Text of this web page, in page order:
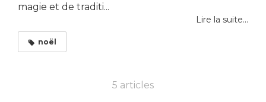
magie et de traditi...
Lire la suite...
noël
5 articles